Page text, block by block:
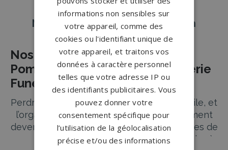
Nos pierres tombales à Valdahon
Nos Partenaires Agences de
Pompes Funèbres et de Marbrerie
Funéraire à VALDAHON
Perdre un être cher est une épreuve difficile, et
l’organisation des obsèques peut rapidement
devenir écrasante. Nos partenaires agences de
pompes funèbres et de marbrerie funéraire à
informations non sensibles sur
votre appareil, comme des
cookies ou l'identifiant unique de
votre appareil, et traitons vos
données à caractère personnel
telles que votre adresse IP ou
des identifiants publicitaires. Vous
pouvez donner votre
consentement spécifique pour
l’utilisation de la géolocalisation
précise et/ou des informations